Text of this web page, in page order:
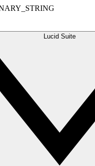
Lucid Suite